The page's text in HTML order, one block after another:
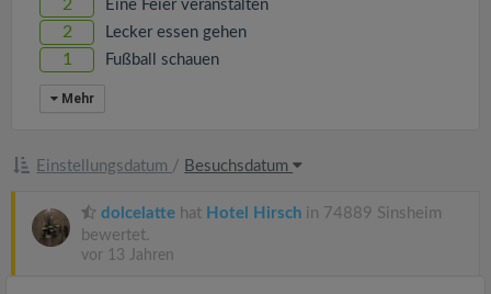
2 Eine Feier veranstalten
2 Lecker essen gehen
1 Fußball schauen
Mehr
Einstellungsdatum / Besuchsdatum
dolcelatte hat Hotel Hirsch in 74889 Sinsheim
bewertet.
vor 13 Jahren
i